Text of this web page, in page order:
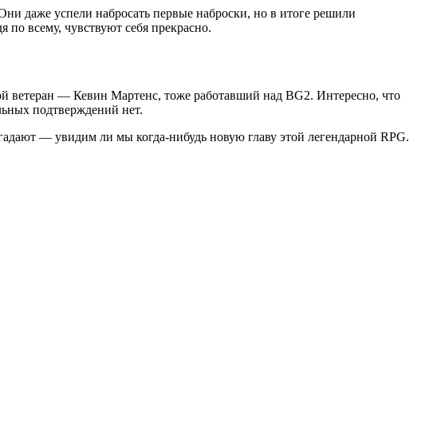
даже успели набросать первые наброски, но в итоге решили
всему, чувствуют себя прекрасно.
ветеран — Кевин Мартенс, тоже работавший над BG2. Интересно, что
подтверждений нет.
— увидим ли мы когда-нибудь новую главу этой легендарной RPG.